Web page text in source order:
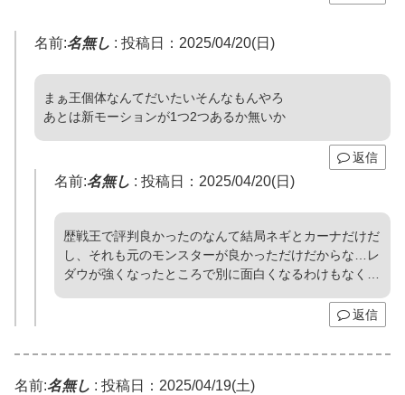
名前:名無し : 投稿日：2025/04/20(日)
まぁ王個体なんてだいたいそんなもんやろ
あとは新モーションが1つ2つあるか無いか
返信
名前:名無し : 投稿日：2025/04/20(日)
歴戦王で評判良かったのなんて結局ネギとカーナだけだ
し、それも元のモンスターが良かっただけだからな…レ
ダウが強くなったところで別に面白くなるわけもなく…
返信
名前:名無し : 投稿日：2025/04/19(土)